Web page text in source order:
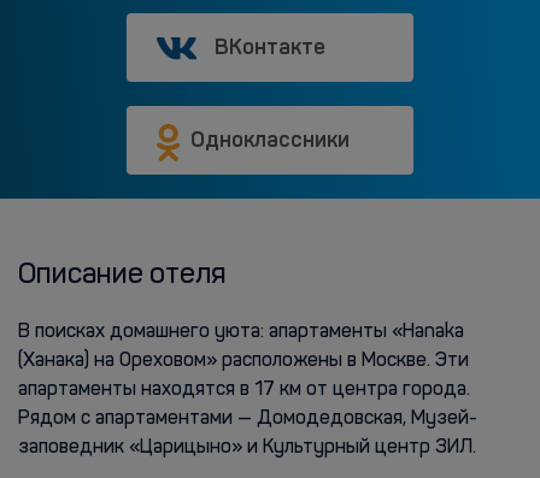
ВКонтакте
Одноклассники
Описание отеля
В поисках домашнего уюта: апартаменты «Hanaka
(Ханака) на Ореховом» расположены в Москве. Эти
апартаменты находятся в 17 км от центра города.
Рядом с апартаментами — Домодедовская, Музей-
заповедник «Царицыно» и Культурный центр ЗИЛ.